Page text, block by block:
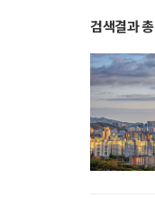
검색결과 총